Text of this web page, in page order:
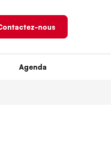
nous
Agenda